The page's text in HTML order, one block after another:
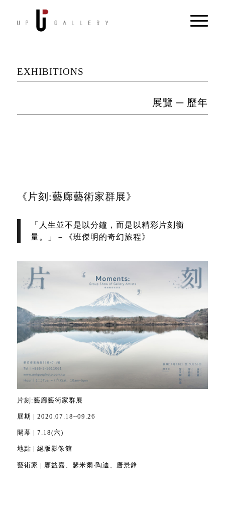
EXHIBITIONS
展覽 ─ 歷年
《片刻:藝廊藝術家群展》
「人生並不是以分鐘，而是以精彩片刻衡
量。」－《班傑明的奇幻旅程》
片刻:藝廊藝術家群展
展期 | 2020.07.18~09.26
開幕 | 7.18(六)
地點 | 絕版影像館
藝術家 | 廖益嘉、瑟米爾‧陶迪、唐景鋒